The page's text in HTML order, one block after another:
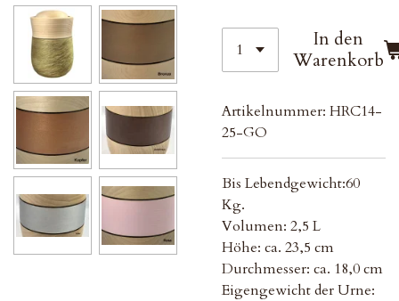
In den
Warenkorb
Artikelnummer: HRC14-
25-GO
Bis Lebendgewicht:60
Kg.
Volumen: 2,5 L
Höhe: ca. 23,5 cm
Durchmesser: ca. 18,0 cm
Eigengewicht der Urne: